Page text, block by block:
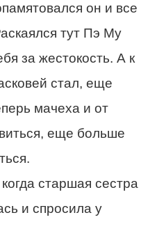
он и все
тут Пэ Му
за жестокость. А к
стал, еще
мачеха и от
еще больше
старшая сестра
и спросила у